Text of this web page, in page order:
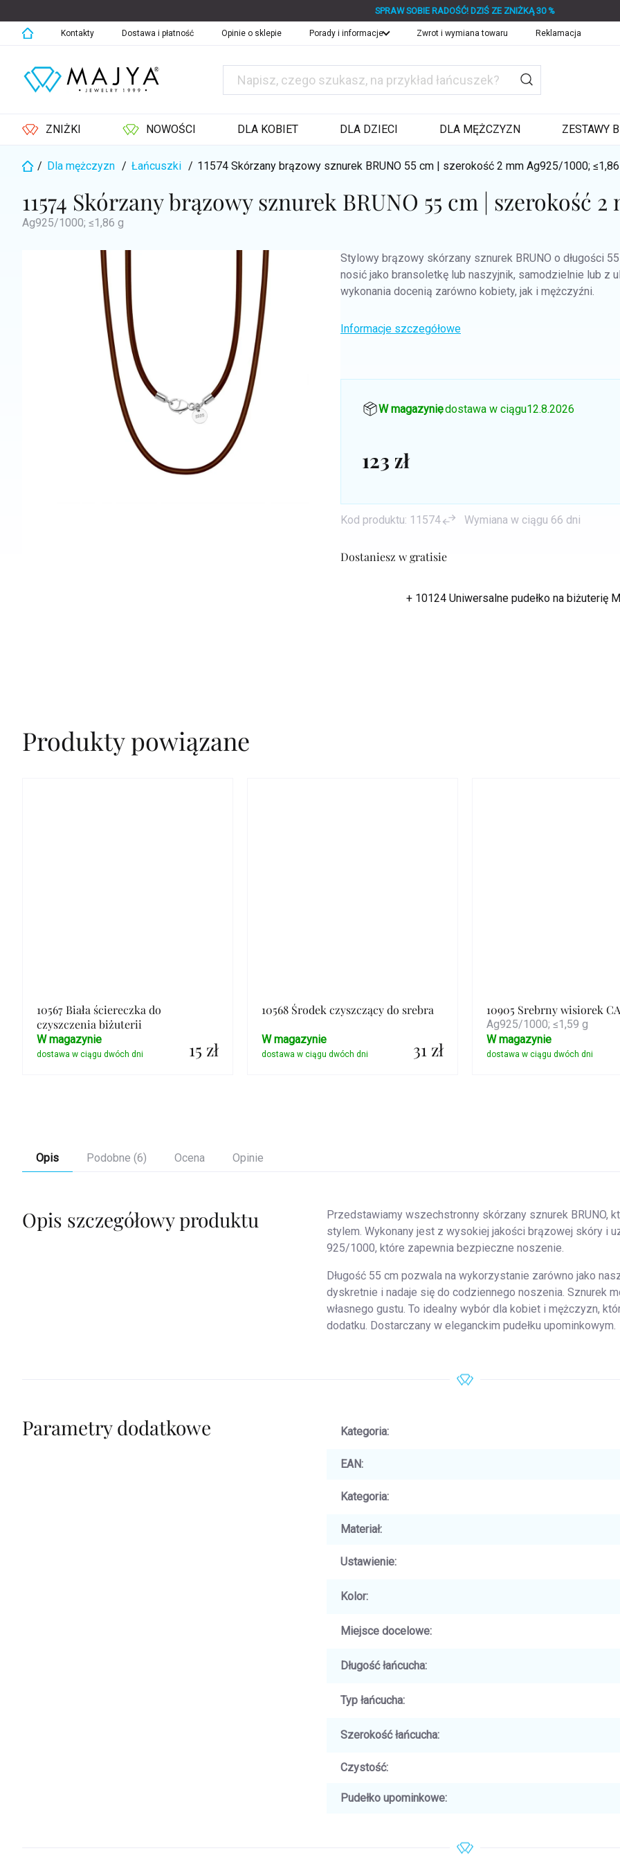
do
treści
SPRAW SOBIE RADOŚĆ! DZIŚ ZE ZNIŻKĄ 30 %
Kontakty Dostawa i płatność Opinie o sklepie Porady i informacje Zwrot i wymiana towaru Reklamacja
ZNIŻKI NOWOŚCI DLA KOBIET DLA DZIECI DLA MĘŻCZYZN ZESTAWY
Home
/ Dla mężczyzn / Łańcuszki / 11574 Skórzany brązowy sznurek BRUNO 55 cm | szerokość 2 mmAg925/1000;
11574 Skórzany brązowy sznurek BRUNO 55 cm | szerokość 2
Ag925/1000; ≤1,86 g
Dostaniesz w gratisie
+ 10124 Uniwersalne pudełko na biżuterię
Stylowy brązowy skórzany sznurek BRUNO o długości
nosić jako bransoletkę lub naszyjnik, samodzielnie lub z
wykonania docenią zarówno kobiety, jak i mężczyźni.
Informacje szczegółowe
W magazynie, dostawa w ciągu12.8.2026
123 zł
Kod produktu: 11574 Wymiana w ciągu 66 dni
Produkty powiązane
10567 Biała ściereczka do
czyszczenia biżuterii
15 zł
W magazynie
10568 Środek czyszczący do srebra
31 zł
W magazynie
10905 Srebrny wisiorek
Ag925/1000; ≤1,59 g
W magazynie
Opis Podobne (6) Ocena Opinie
Opis szczegółowy produktu
Przedstawiamy wszechstronny skórzany sznurek BRUNO,
stylem. Wykonany jest z wysokiej jakości brązowej skóry i
925/1000, które zapewnia bezpieczne noszenie.
Długość 55 cm pozwala na wykorzystanie zarówno jako
dyskretnie i nadaje się do codziennego noszenia. Sznurek
własnego gustu. To idealny wybór dla kobiet i mężczyzn,
dodatku. Dostarczany w eleganckim pudełku upominkowym.
Parametry dodatkowe Kategoria:
EAN:
Kategoria:
Materiał:
Ustawienie:
Kolor:
Miejsce docelowe:
Długość łańcucha:
Typ łańcucha:
Szerokość łańcucha:
Czystość:
Pudełko upominkowe: